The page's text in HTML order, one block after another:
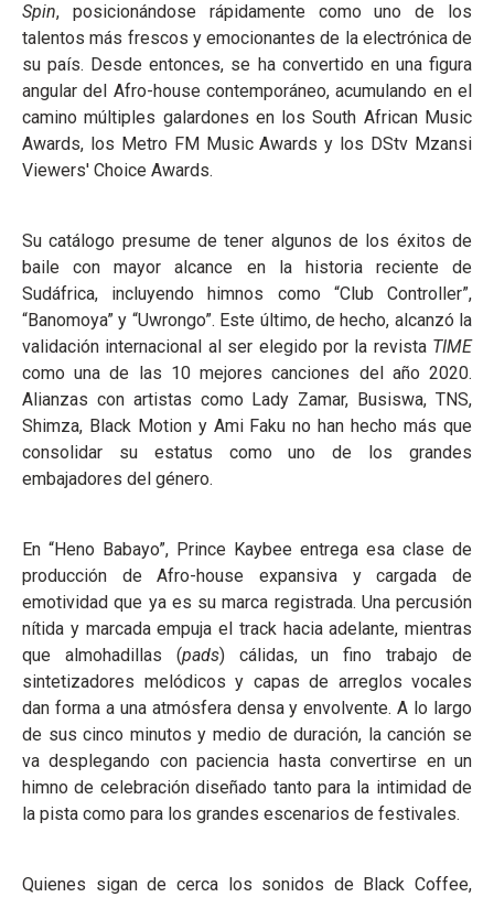
Spin, posicionándose rápidamente como uno de los
talentos más frescos y emocionantes de la electrónica de
su país. Desde entonces, se ha convertido en una figura
angular del Afro-house contemporáneo, acumulando en el
camino múltiples galardones en los South African Music
Awards, los Metro FM Music Awards y los DStv Mzansi
Viewers' Choice Awards.
Su catálogo presume de tener algunos de los éxitos de
baile con mayor alcance en la historia reciente de
Sudáfrica, incluyendo himnos como “Club Controller”,
“Banomoya” y “Uwrongo”. Este último, de hecho, alcanzó la
validación internacional al ser elegido por la revista TIME
como una de las 10 mejores canciones del año 2020.
Alianzas con artistas como Lady Zamar, Busiswa, TNS,
Shimza, Black Motion y Ami Faku no han hecho más que
consolidar su estatus como uno de los grandes
embajadores del género.
En “Heno Babayo”, Prince Kaybee entrega esa clase de
producción de Afro-house expansiva y cargada de
emotividad que ya es su marca registrada. Una percusión
nítida y marcada empuja el track hacia adelante, mientras
que almohadillas (pads) cálidas, un fino trabajo de
sintetizadores melódicos y capas de arreglos vocales
dan forma a una atmósfera densa y envolvente. A lo largo
de sus cinco minutos y medio de duración, la canción se
va desplegando con paciencia hasta convertirse en un
himno de celebración diseñado tanto para la intimidad de
la pista como para los grandes escenarios de festivales.
Quienes sigan de cerca los sonidos de Black Coffee,